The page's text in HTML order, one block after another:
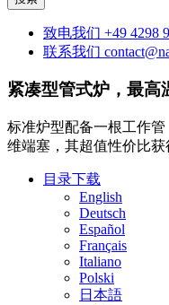
致电我们 +49 4298
联系我们
紧凑型管式炉，最
标准炉型配备一根工作
维端塞，其超值性价比获
目录下载
English
Deutsch
Español
Français
Italiano
Polski
日本語